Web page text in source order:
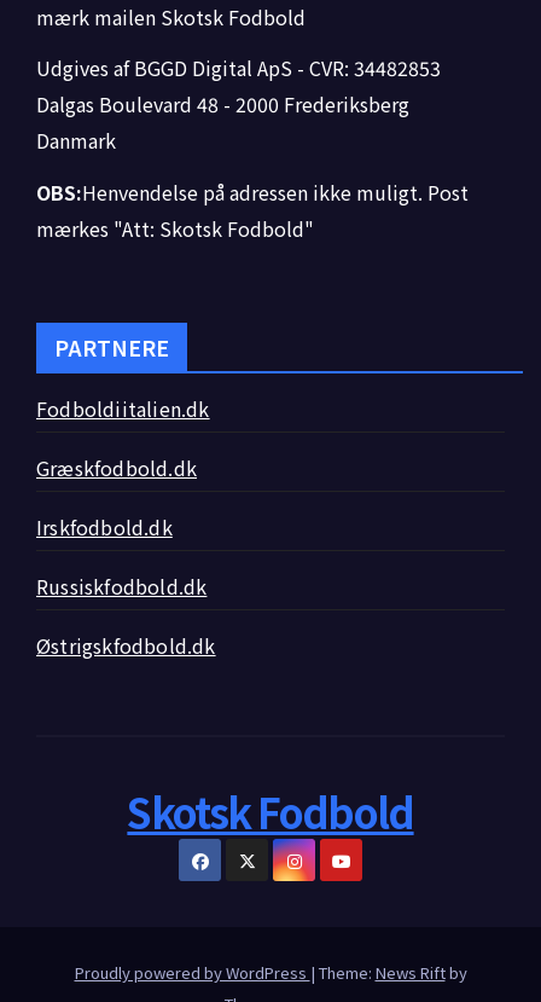
mærk mailen Skotsk Fodbold
Udgives af BGGD Digital ApS - CVR: 34482853
Dalgas Boulevard 48 - 2000 Frederiksberg
Danmark
OBS:Henvendelse på adressen ikke muligt. Post
mærkes "Att: Skotsk Fodbold"
PARTNERE
Fodboldiitalien.dk
Græskfodbold.dk
Irskfodbold.dk
Russiskfodbold.dk
Østrigskfodbold.dk
Skotsk Fodbold
Proudly powered by WordPress | Theme: News Riftby